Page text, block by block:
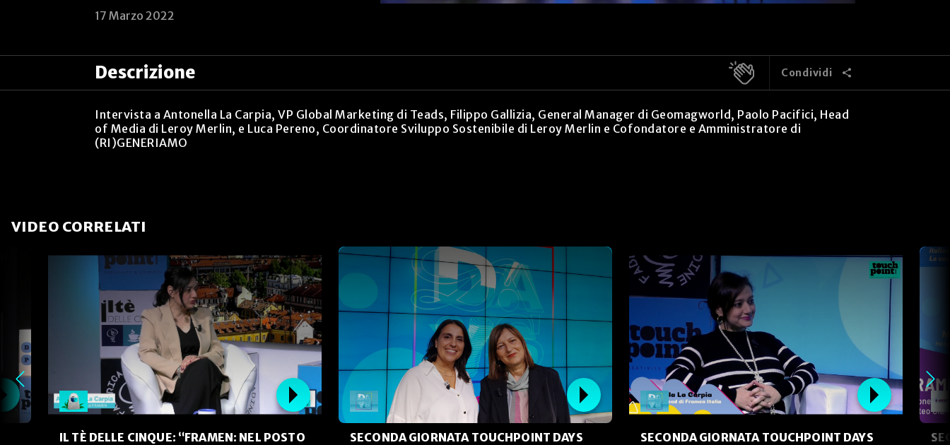
17 Marzo 2022
Descrizione Condividi
Intervista a Antonella La Carpia, VP Global Marketing di Teads, Filippo Gallizia, General Manager di Geomagworld, Paolo Pacifici, Head
of Media di Leroy Merlin, e Luca Pereno, Coordinatore Sviluppo Sostenibile di Leroy Merlin e Cofondatore e Amministratore di
(RI)GENERIAMO
VIDEO CORRELATI
IL TÈ DELLE CINQUE: “FRAMEN: NEL POSTO
SECONDA GIORNATA TOUCHPOINT DAYS
SECONDA GIORNATA TOUCHPOINT DAYS